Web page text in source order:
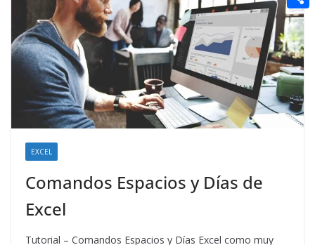
EXCEL
Comandos Espacios y Días de
Excel
Tutorial – Comandos Espacios y Días Excel como muy
n
g
e
r
e
r
e
r
e
s
t
a
i
l
e
d
d
i
t
C
o
m
p
a